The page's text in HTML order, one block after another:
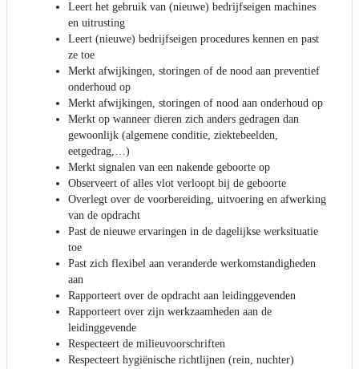
Leert het gebruik van (nieuwe) bedrijfseigen machines
en uitrusting
Leert (nieuwe) bedrijfseigen procedures kennen en past
ze toe
Merkt afwijkingen, storingen of de nood aan preventief
onderhoud op
Merkt afwijkingen, storingen of nood aan onderhoud op
Merkt op wanneer dieren zich anders gedragen dan
gewoonlijk (algemene conditie, ziektebeelden,
eetgedrag,…)
Merkt signalen van een nakende geboorte op
Observeert of alles vlot verloopt bij de geboorte
Overlegt over de voorbereiding, uitvoering en afwerking
van de opdracht
Past de nieuwe ervaringen in de dagelijkse werksituatie
toe
Past zich flexibel aan veranderde werkomstandigheden
aan
Rapporteert over de opdracht aan leidinggevenden
Rapporteert over zijn werkzaamheden aan de
leidinggevende
Respecteert de milieuvoorschriften
Respecteert hygiënische richtlijnen (rein, nuchter)